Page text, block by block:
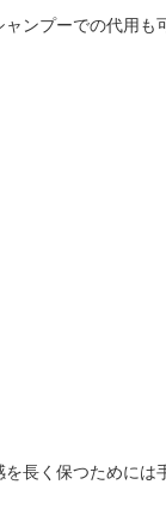
ンプーでの代用も
長く保つためには